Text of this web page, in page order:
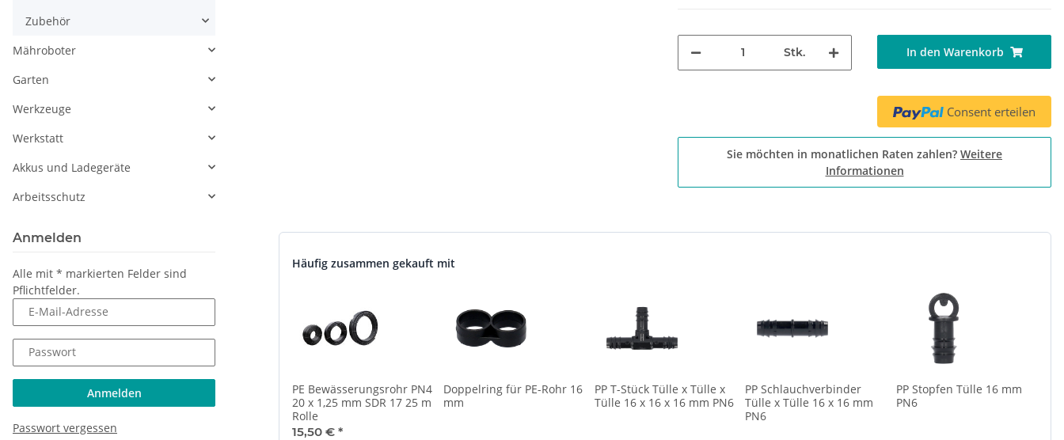
Stk. In den Warenkorb
Consent erteilen
Sie möchten in monatlichen Raten zahlen? Weitere
Informationen
Häufig zusammen gekauft mit
PE Bewässerungsrohr PN4
20 x 1,25 mm SDR 17 25 m
Rolle
15,50 € *
Doppelring für PE-Rohr 16
mm
PP T-Stück Tülle x Tülle x
Tülle 16 x 16 x 16 mm PN6
PP Schlauchverbinder
Tülle x Tülle 16 x 16 mm
PN6
PP Stopfen Tülle 16 mm
PN6
Zubehör
Mähroboter
Garten
Werkzeuge
Werkstatt
Akkus und Ladegeräte
Arbeitsschutz
Anmelden
Alle mit * markierten Felder sind
Pflichtfelder.
E-Mail-Adresse
Passwort
Anmelden
Passwort vergessen